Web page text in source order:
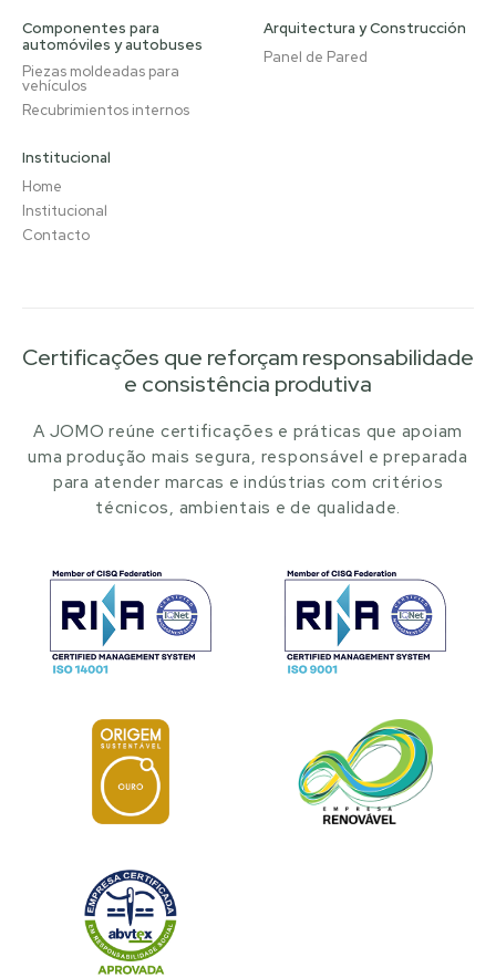
Componentes para
automóviles y autobuses
Piezas moldeadas para
vehículos
Recubrimientos internos
Arquitectura y Construcción
Panel de Pared
Institucional
Home
Institucional
Contacto
Certificações que reforçam responsabilidade
e consistência produtiva
A JOMO reúne certificações e práticas que apoiam
uma produção mais segura, responsável e preparada
para atender marcas e indústrias com critérios
técnicos, ambientais e de qualidade.